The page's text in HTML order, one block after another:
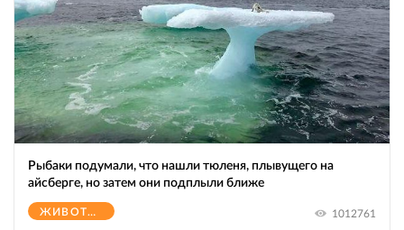
Рыбаки подумали, что нашли тюленя, плывущего на
айсберге, но затем они подплыли ближе
ЖИВОТНЫЕ 1012761